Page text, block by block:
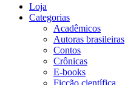
Loja
Categorias
Acadêmicos
Autoras brasileiras
Contos
Crônicas
E-books
Ficção científica